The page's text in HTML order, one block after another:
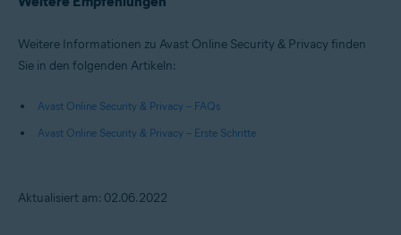
Weitere Informationen zu Avast Online Security & Privacy finden
Sie in den folgenden Artikeln:
Avast Online Security & Privacy – FAQs
Avast Online Security & Privacy – Erste Schritte
Aktualisiert am: 02.06.2022